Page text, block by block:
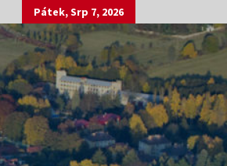
Pátek, Srp 7, 2026